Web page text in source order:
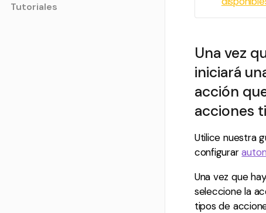
Tutoriales
Una vez
iniciará
acción
acciones
Utilice nuestra
configurar
Una vez que
seleccione la
tipos de